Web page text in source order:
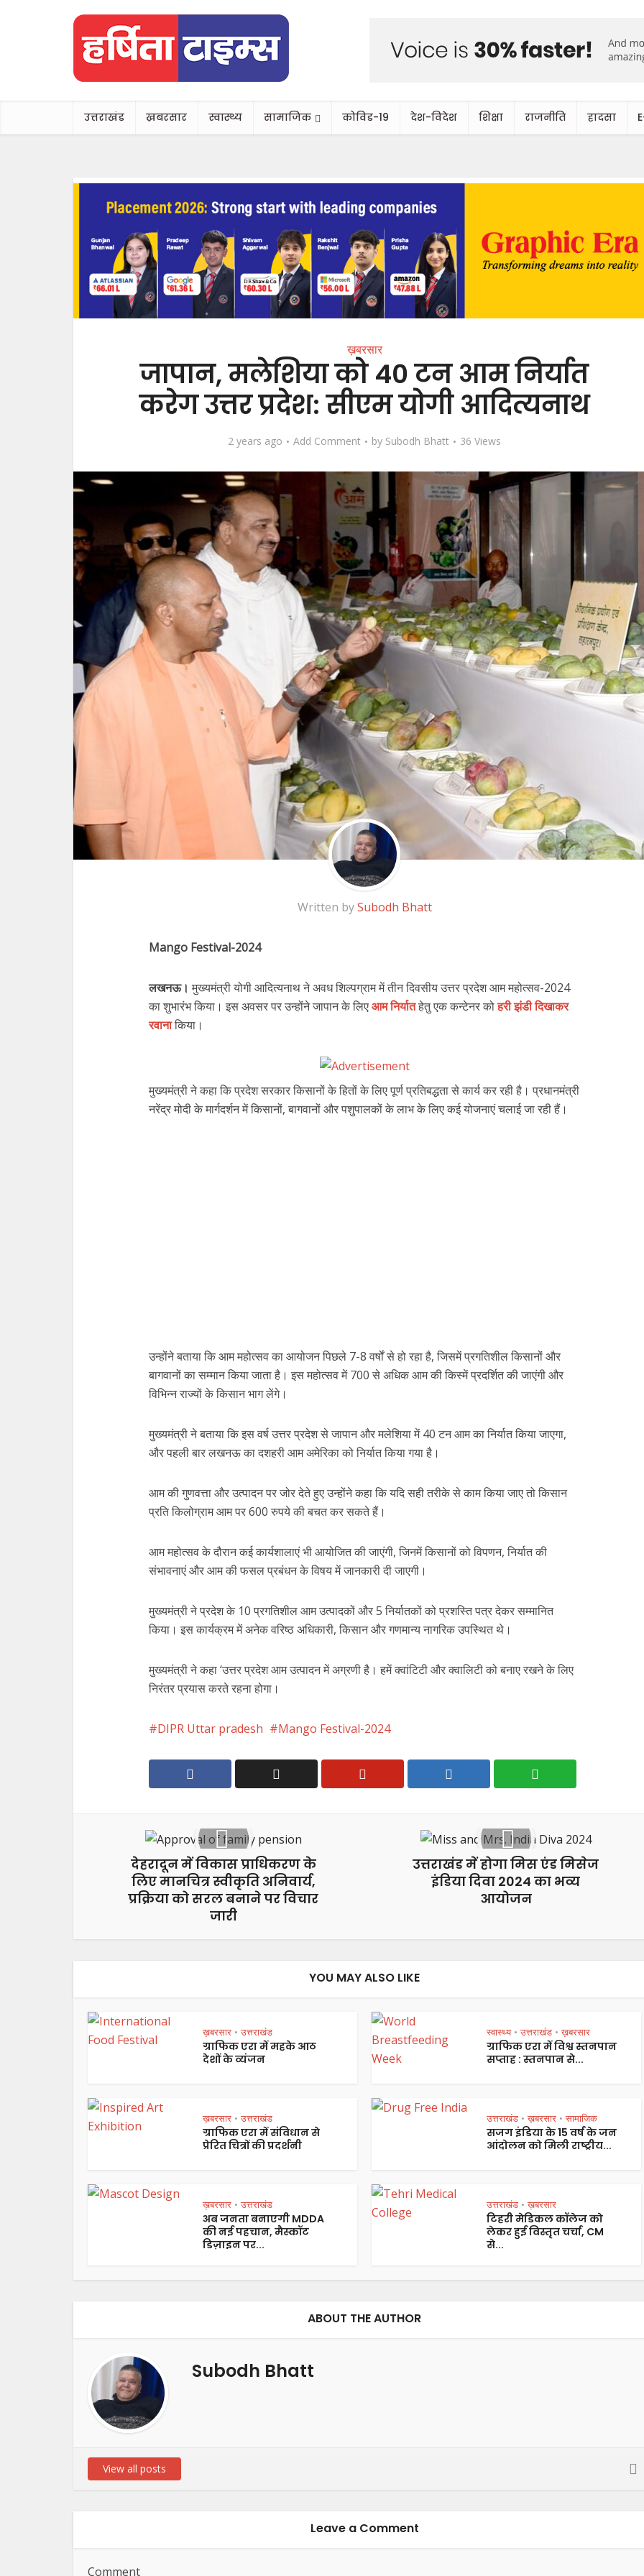
उत्तराखंड ख़बरसार स्वास्थ्य सामाजिक कोविड-19 देश-विदेश शिक्षा राजनीति हादसा
ख़बरसार
जापान, मलेशिया को 40 टन आम निर्यात
करेग उत्तर प्रदेश: सीएम योगी आदित्यनाथ
2 years ago Add Comment by Subodh Bhatt 36 Views
Written bySubodh Bhatt
Mango Festival-2024
लखनऊ।मुख्यमंत्री योगी आदित्यनाथ ने अवध शिल्पग्राम में तीन दिवसीय उत्तर प्रदेश आम महोत्सव-2024
का शुभारंभ किया। इस अवसर पर उन्होंने जापान के लिएआम निर्यातहेतु एक कन्टेनर कोहरी झंडी दिखाकर
रवानाकिया।
मुख्यमंत्री ने कहा कि प्रदेश सरकार किसानों के हितों के लिए पूर्ण प्रतिबद्धता से कार्य कर रही है। प्रधानमंत्री
नरेंद्र मोदी के मार्गदर्शन में किसानों, बागवानों और पशुपालकों के लाभ के लिए कई योजनाएं चलाई जा रही हैं।
उन्होंने बताया कि आम महोत्सव का आयोजन पिछले 7-8 वर्षों से हो रहा है, जिसमें प्रगतिशील किसानों और
बागवानों का सम्मान किया जाता है। इस महोत्सव में 700 से अधिक आम की किस्में प्रदर्शित की जाएंगी और
विभिन्न राज्यों के किसान भाग लेंगे।
मुख्यमंत्री ने बताया कि इस वर्ष उत्तर प्रदेश से जापान और मलेशिया में 40 टन आम का निर्यात किया जाएगा,
और पहली बार लखनऊ का दशहरी आम अमेरिका को निर्यात किया गया है।
आम की गुणवत्ता और उत्पादन पर जोर देते हुए उन्होंने कहा कि यदि सही तरीके से काम किया जाए तो किसान
प्रति किलोग्राम आम पर 600 रुपये की बचत कर सकते हैं।
आम महोत्सव के दौरान कई कार्यशालाएं भी आयोजित की जाएंगी, जिनमें किसानों को विपणन, निर्यात की
संभावनाएं और आम की फसल प्रबंधन के विषय में जानकारी दी जाएगी।
मुख्यमंत्री ने प्रदेश के 10 प्रगतिशील आम उत्पादकों और 5 निर्यातकों को प्रशस्ति पत्र देकर सम्मानित
किया। इस कार्यक्रम में अनेक वरिष्ठ अधिकारी, किसान और गणमान्य नागरिक उपस्थित थे।
मुख्यमंत्री ने कहा ‘उत्तर प्रदेश आम उत्पादन में अग्रणी है। हमें क्वांटिटी और क्वालिटी को बनाए रखने के लिए
निरंतर प्रयास करते रहना होगा।
DIPR Uttar pradesh Mango Festival-2024
देहरादून में विकास प्राधिकरण के
लिए मानचित्र स्वीकृति अनिवार्य,
प्रक्रिया को सरल बनाने पर विचार
जारी
उत्तराखंड में होगा मिस एंड मिसेज
इंडिया दिवा 2024 का भव्य
आयोजन
YOU MAY ALSO LIKE
ख़बरसार • उत्तराखंड
ग्राफिक एरा में महके आठ
देशों के व्यंजन
स्वास्थ्य • उत्तराखंड • ख़बरसार
ग्राफिक एरा में विश्व स्तनपान
सप्ताह : स्तनपान से...
ख़बरसार • उत्तराखंड
ग्राफिक एरा में संविधान से
प्रेरित चित्रों की प्रदर्शनी
उत्तराखंड • ख़बरसार • सामाजिक
सजग इंडिया के 15 वर्ष के जन
आंदोलन को मिली राष्ट्रीय...
ख़बरसार • उत्तराखंड
अब जनता बनाएगी MDDA
की नई पहचान, मैस्कॉट
डिज़ाइन पर...
उत्तराखंड • ख़बरसार
टिहरी मेडिकल कॉलेज को
लेकर हुई विस्तृत चर्चा, CM
से...
ABOUT THE AUTHOR
Subodh Bhatt
View all posts
Leave a Comment
Comment